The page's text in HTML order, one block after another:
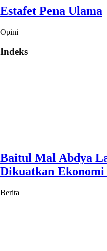
Estafet Pena Ulama
Opini
Indeks
Baitul Mal Abdya
Dikuatkan
Berita